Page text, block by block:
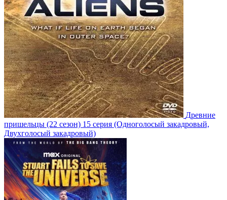
Древние
пришельцы (22 сезон) 15 серия (Одноголосый закадровый,
Двухголосый закадровый)